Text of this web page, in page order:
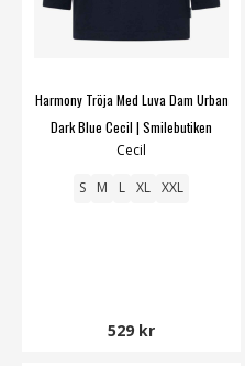
Harmony Tröja Med Luva Dam Urban
Dark Blue Cecil | Smilebutiken
Cecil
S M L XL XXL
529 kr